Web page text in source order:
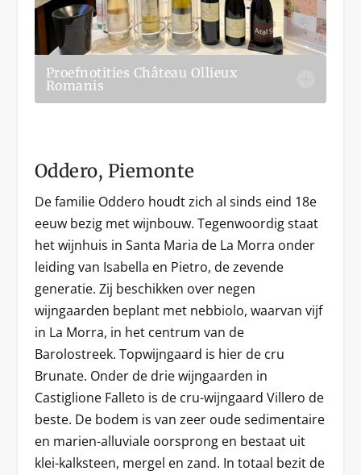
Proefnotities Château Ollieux
Romanis
Oddero, Piemonte
De familie Oddero houdt zich al sinds eind 18e
eeuw bezig met wijnbouw. Tegenwoordig staat
het wijnhuis in Santa Maria de La Morra onder
leiding van Isabella en Pietro, de zevende
generatie. Zij beschikken over negen
wijngaarden beplant met nebbiolo, waarvan vijf
in La Morra, in het centrum van de
Barolostreek. Topwijngaard is hier de cru
Brunate. Onder de drie wijngaarden in
Castiglione Falleto is de cru-wijngaard Villero de
beste. De bodem is van zeer oude sedimentaire
en marien-alluviale oorsprong en bestaat uit
klei-kalksteen, mergel en zand. In totaal bezit de